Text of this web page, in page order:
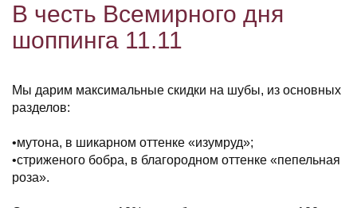
В честь Всемирного дня
шоппинга 11.11
Мы дарим максимальные скидки на шубы, из основных
разделов:
•мутона, в шикарном оттенке «изумруд»;
•стриженого бобра, в благородном оттенке «пепельная
роза».